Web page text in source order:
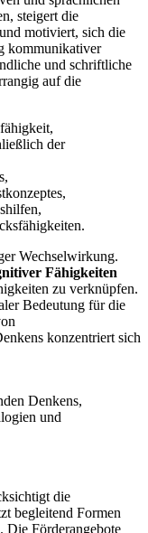
steigert die
motiviert, sich die
kommunikativer
und schriftliche
auf die
der
Wechselwirkung.
Fähigkeiten
zu verknüpfen.
Bedeutung für die
konzentriert sich
Denkens,
und
die
begleitend Formen
Förderangebote